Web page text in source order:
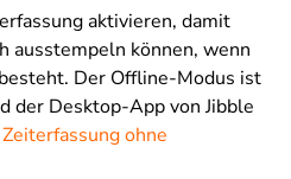
aktivieren, damit
ausstempeln können, wenn
Der Offline-Modus ist
der Desktop-App von Jibble
Zeiterfassung ohne